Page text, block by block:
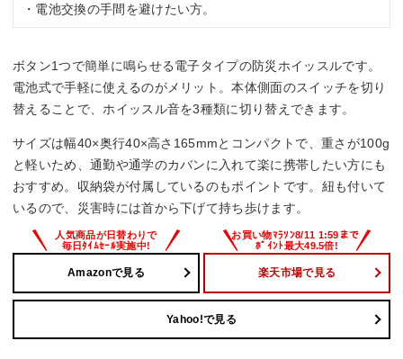
・電池交換の手間を避けたい方。
ボタン1つで簡単に鳴らせる電子タイプの防災ホイッスルです。
電池式で手軽に使えるのがメリット。本体側面のスイッチを切り
替えることで、ホイッスル音を3種類に切り替えできます。
サイズは幅40×奥行40×高さ165mmとコンパクトで、重さが100g
と軽いため、通勤や通学のカバンに入れて楽に携帯したい方にも
おすすめ。収納袋が付属しているのもポイントです。紐も付いて
いるので、災害時には首から下げて持ち歩けます。
Amazonで見る 楽天市場で見る
Yahoo!で見る